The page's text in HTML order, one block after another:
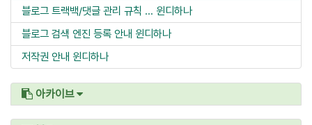
블로그 트랙백/댓글 관리 규칙 ... 윈디하나
블로그 검색 엔진 등록 안내 윈디하나
저작권 안내 윈디하나
아카이브